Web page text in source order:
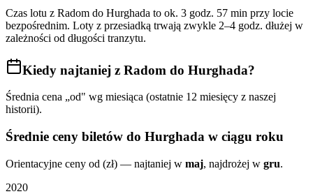
Czas lotu z Radom do Hurghada to ok. 3 godz. 57 min przy locie
bezpośrednim. Loty z przesiadką trwają zwykle 2–4 godz. dłużej w
zależności od długości tranzytu.
Kiedy najtaniej z Radom do Hurghada?
Średnia cena „od" wg miesiąca (ostatnie 12 miesięcy z naszej
historii).
Średnie ceny biletów do Hurghada w ciągu roku
Orientacyjne ceny od (zł) — najtaniej w maj, najdrożej w gru.
2020